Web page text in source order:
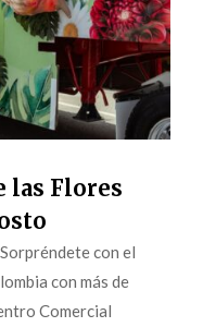
las Flores
con el
con más de
Comercial